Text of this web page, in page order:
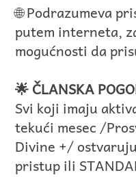
🌐 Podrazumeva
putem interneta,
mogućnosti da
🌟 ČLANSKA
Svi koji imaju
tekući mesec /
Divine +/
pristup ili